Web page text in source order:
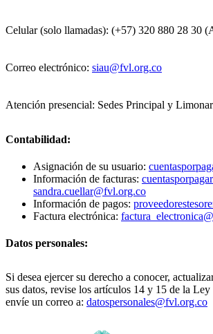
Celular (solo llamadas): (+57) 320 880 28 30
Correo electrónico: siau@fvl.org.co
Atención presencial: Sedes Principal y
Contabilidad:
Asignación de su usuario:
Información de facturas:
sandra.cuellar@fvl.org.co
Información de pagos:
Factura electrónica:
Datos personales:
Si desea ejercer su derecho a conocer,
sus datos, revise los artículos 14 y 15 de la
envíe un correo a: datospersonales@fvl.org.co